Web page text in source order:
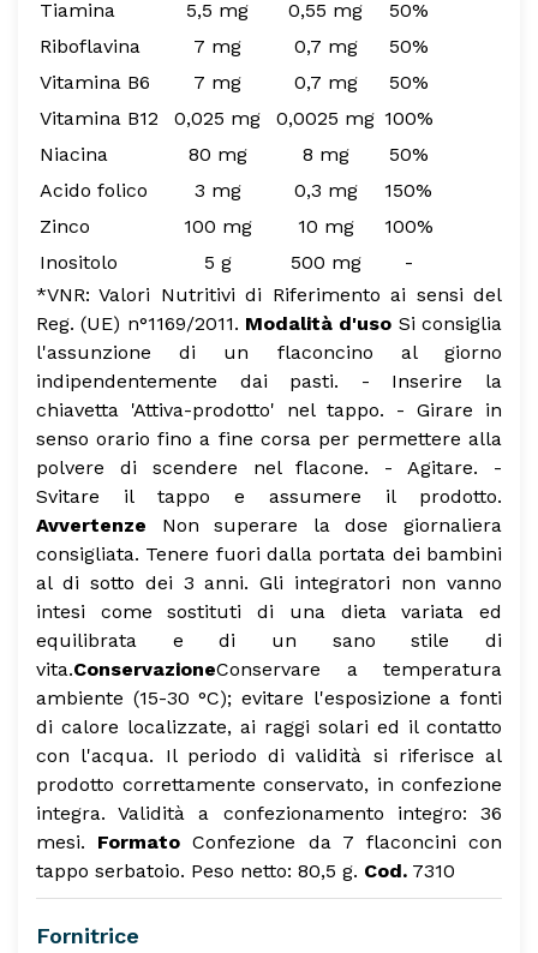
Tiamina 5,5 mg 0,55 mg
50%
Riboflavina
7 mg 0,7 mg
50%
Vitamina B6
7 mg 0,7 mg
50%
Vitamina B12
0,025 mg 0,0025 mg 100%
Niacina
80 mg 8 mg
50%
Acido folico
3 mg 0,3 mg
150%
Zinco
100 mg 10 mg
100%
Inositolo
5 g 500 mg
-
*VNR: Valori Nutritivi di Riferimento ai sensi del
Reg. (UE) n°1169/2011. Modalità d'uso Si consiglia
l'assunzione di un flaconcino al giorno
indipendentemente dai pasti. - Inserire la
chiavetta 'Attiva-prodotto' nel tappo. - Girare in
senso orario fino a fine corsa per permettere alla
polvere di scendere nel flacone. - Agitare. -
Svitare il tappo e assumere il prodotto.
Avvertenze Non superare la dose giornaliera
consigliata. Tenere fuori dalla portata dei bambini
al di sotto dei 3 anni. Gli integratori non vanno
intesi come sostituti di una dieta variata ed
equilibrata e di un sano stile di
vita.ConservazioneConservare a temperatura
ambiente (15-30 °C); evitare l'esposizione a fonti
di calore localizzate, ai raggi solari ed il contatto
con l'acqua. Il periodo di validità si riferisce al
prodotto correttamente conservato, in confezione
integra.Validità a confezionamento integro: 36
mesi.
Formato Confezione da 7 flaconcini con
tappo serbatoio. Peso netto: 80,5 g. Cod. 7310
Fornitrice